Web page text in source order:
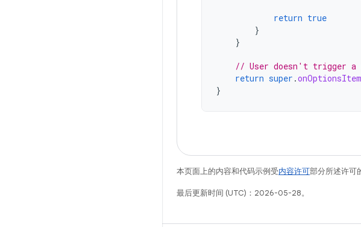
return true
}
}
// User doesn't trigger a
return super .
}
本页面上的内容和代码示例受内容许可部分所述许可
最后更新时间 (UTC)：2026-05-28。